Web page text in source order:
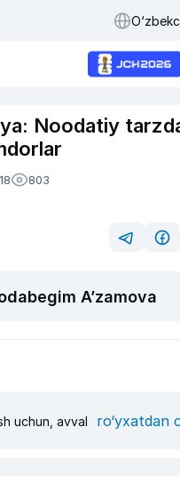
Noodatiy
803
A’zamova
uchun, avval ro‘yxatdan